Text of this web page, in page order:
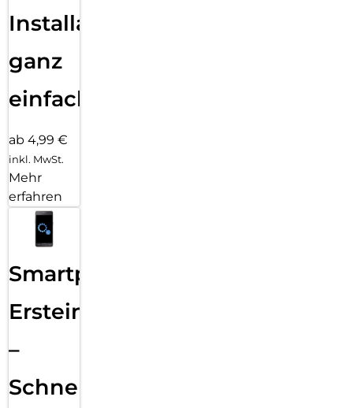
Installation
ganz
einfach
ab 4,99 €
inkl. MwSt.
Mehr
erfahren
Smartphone
Ersteinrichtung
–
Schnelle